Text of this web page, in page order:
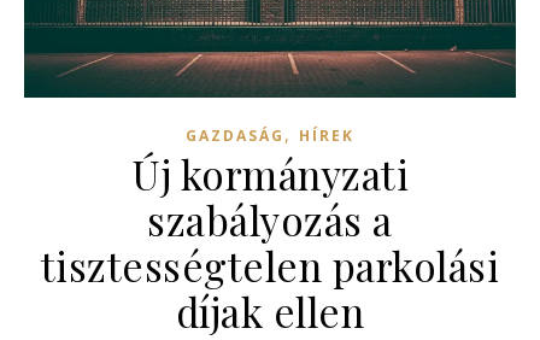
GAZDASÁG , HÍREK
Új kormányzati
szabályozás a
tisztességtelen parkolási
díjak ellen